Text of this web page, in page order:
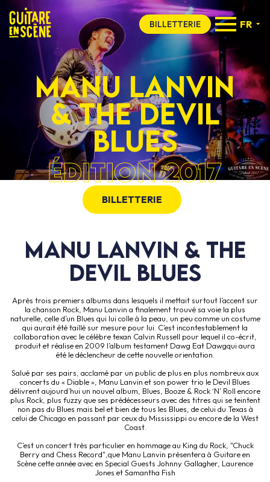
BILLETTERIE FR
MANU LANVIN
& THE DEVIL
BLUES
ÉDITION 2017
BILLETTERIE
MANU LANVIN & THE
DEVIL BLUES
Après trois premiers albums dans lesquels il mettait surtout l’accent sur
la chanson Rock, Manu Lanvin a finalement trouvé sa voie la plus
naturelle, celle d’un Blues qui lui colle à la peau, un peu comme un costume
qui aurait été taillé sur mesure pour lui. C’est incontestablement la
collaboration avec le célèbre texan Calvin Russell pour lequel il co-écrit,
produit et réalise en 2009 l’album testament Dawg Eat Dawgqui aura
été le déclencheur de cette nouvelle orientation.
Salué par ses pairs, acclamé par un public de plus en plus nombreux aux
concerts du « Diable », Manu Lanvin et son power trio le Devil Blues
délivrent aujourd’hui un nouvel album, Blues, Booze & Rock ‘N’ Roll encore
plus Rock, plus fuzzy que ses prédécesseurs avec des titres qui se teintent
non pas du Blues mais bel et bien de tous les Blues, de celui du Texas à
celui de Chicago en passant par ceux du Mississippi ou encore de la West
Coast.
C’est un concert très particulier en hommage au King du Rock, "Chuck
Berry and Chess Record",que Manu Lanvin présentera à Guitare en
Scène cette année avec en Special Guests Johnny Gallagher, Laurence
Jones et Samantha Fish